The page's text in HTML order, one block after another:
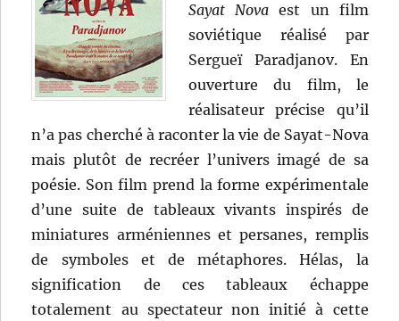
Sayat Nova est un film
soviétique réalisé par
Sergueï Paradjanov. En
ouverture du film, le
réalisateur précise qu’il
n’a pas cherché à raconter la vie de Sayat-Nova
mais plutôt de recréer l’univers imagé de sa
poésie. Son film prend la forme expérimentale
d’une suite de tableaux vivants inspirés de
miniatures arméniennes et persanes, remplis
de symboles et de métaphores. Hélas, la
signification de ces tableaux échappe
totalement au spectateur non initié à cette